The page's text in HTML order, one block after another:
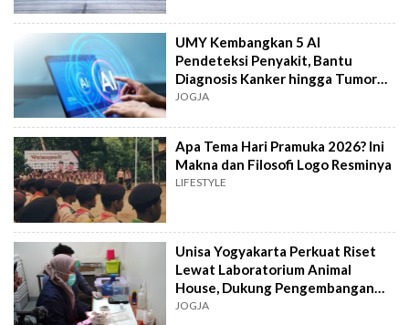
UMY Kembangkan 5 AI
Pendeteksi Penyakit, Bantu
Diagnosis Kanker hingga Tumor
Otak Lebih Cepat
JOGJA
Apa Tema Hari Pramuka 2026? Ini
Makna dan Filosofi Logo Resminya
LIFESTYLE
Unisa Yogyakarta Perkuat Riset
Lewat Laboratorium Animal
House, Dukung Pengembangan
Kandidat Obat
JOGJA